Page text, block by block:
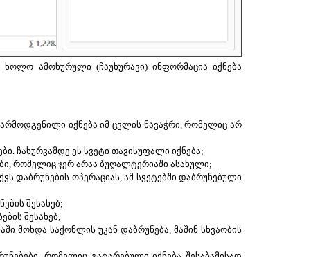
ამოხურული (ჩაუხურავი) ინფორმაცია იქნება
იქნება იმ ცვლის ნავაჭრი, რომელიც არ
ჩახურვამდე ეს სვეტი თავისუფალი იქნება;
რომელიც ჯერ არაა ბუღალტერიაში ასახული;
დაბრუნების ოპერაციას, ამ სვეტებში დაბრუნებული
შესახებ;
შესახებ;
მოხდა საქონლის უკან დაბრუნება, მაშინ სხვაობის